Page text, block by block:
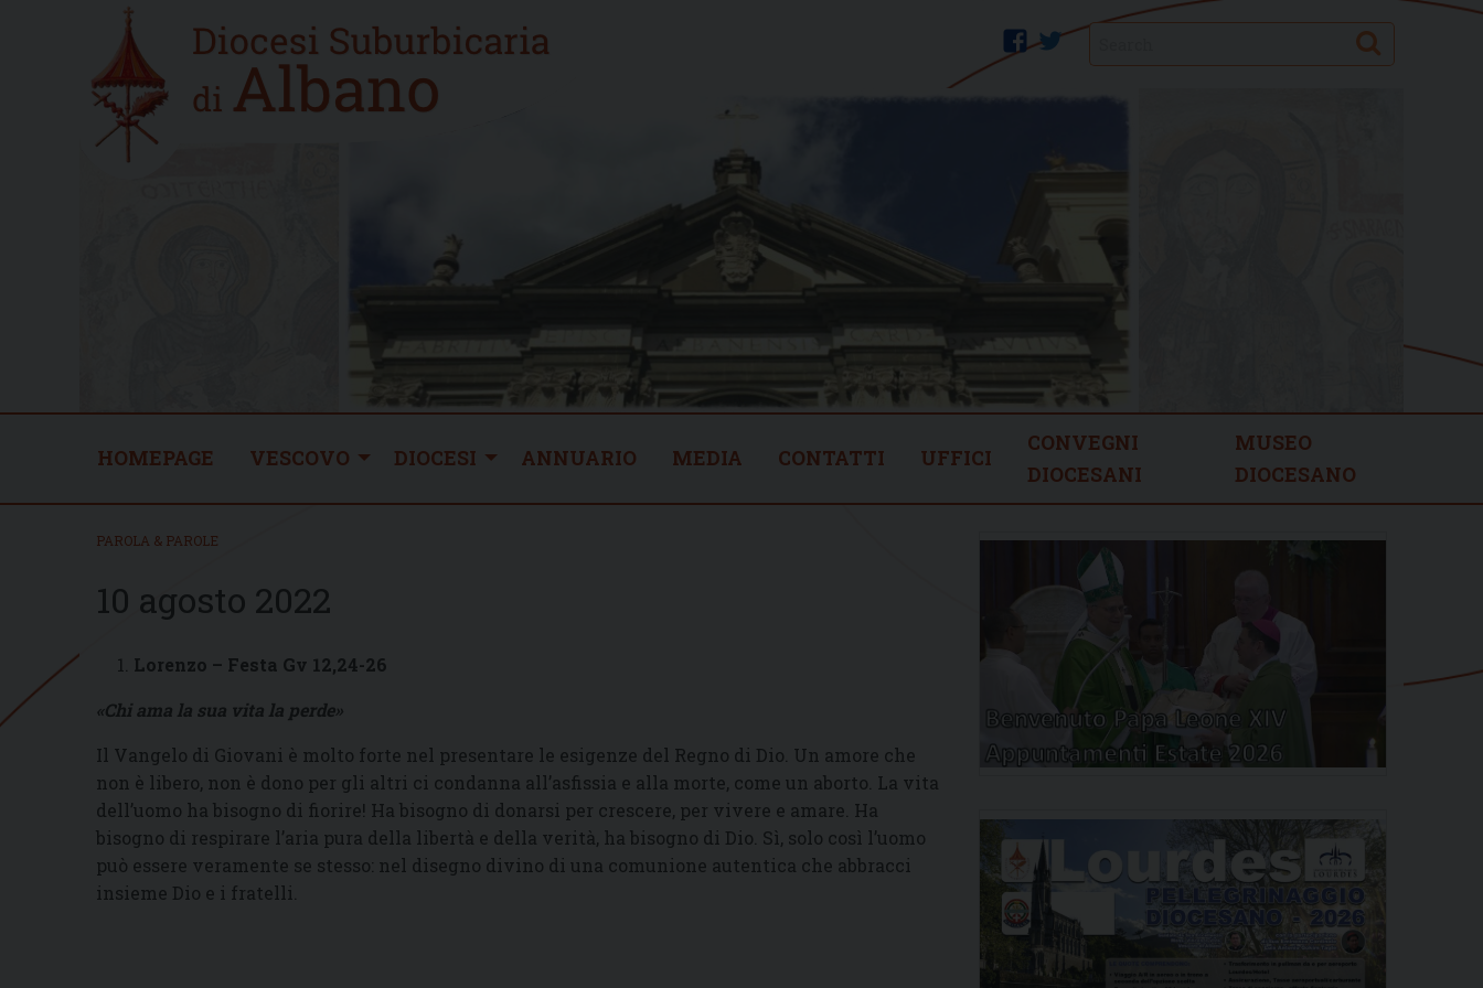
Home
new
twitter
facebook Search
HOMEPAGE VESCOVO DIOCESI ANNUARIO MEDIA CONTATTI UFFICI
CONVEGNI
DIOCESANI
MUSEO
DIOCESANO
PAROLA & PAROLE
10 agosto 2022
Lorenzo – Festa Gv 12,24-26
«Chi ama la sua vita la perde»
Il Vangelo di Giovani è molto forte nel presentare le esigenze del Regno di Dio. Un amore che
non è libero, non è dono per gli altri ci condanna all’asfissia e alla morte, come un aborto. La vita
dell’uomo ha bisogno di fiorire! Ha bisogno di donarsi per crescere, per vivere e amare. Ha
bisogno di respirare l’aria pura della libertà e della verità, ha bisogno di Dio. Sì, solo così l’uomo
può essere veramente se stesso: nel disegno divino di una comunione autentica che abbracci
insieme Dio e i fratelli.